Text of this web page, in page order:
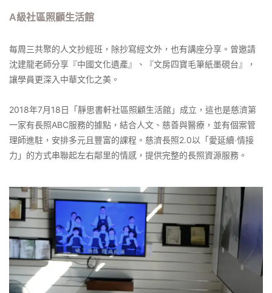
A級社區照顧生活館
每周三共聚的人文抄經班，除抄寫經文外，也有講座分享。曾邀請
沈建龍老師分享『中國文化遺產』、『文房四寶毛筆紙墨硯台』，
讓學員更深入中華文化之美。
2018年7月18日「靜思書軒社區照顧生活館」成立，這也是慈濟第
一家有長照ABC服務的據點，結合人文、慈善與醫療，並有個案管
理師進駐，安排多元且豐富的課程。慈濟長照2.0以「愛延續‧情接
力」的方式串聯起左右鄰里的情感，提供完整的長照資源服務。